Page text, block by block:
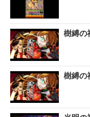
樹縛の
樹縛の